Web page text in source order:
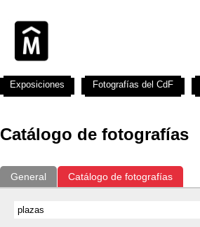
Catálogo de fotografías
General Catálogo de fotografías
Exposiciones Fotografías del CdF